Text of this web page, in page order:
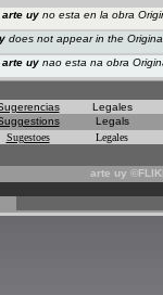
arte uyno esta en la obra
does not appearin the
arte uynao esta na obra
Legales
Legals
Sugestoes Legales
arte uy